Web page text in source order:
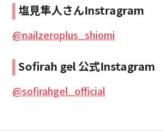
塩見隼人さんInstragram
@nailzeroplus_shiomi
Sofirah gel 公式Instagram
@sofirahgel_official